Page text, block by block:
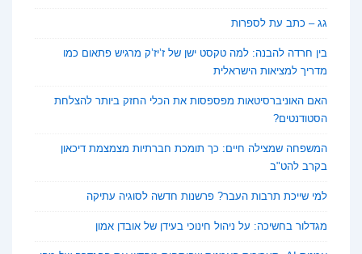
גג – כתב עת לספרות
בין חרדה להבנה: למה טקסט ישן של ז’יז’ק מרגיש פתאום כמו
מדריך למציאות הישראלית
האם האוניברסיטאות מפספסות את הכלי החזק ביותר להצלחת
הסטודנטים?
המשפחה שמצילה חיים: כך תומכת חברתיות מצמצמת דיכאון
בקרב להט"ב
למי שייכת תרבות העבר? פרשנות חדשה לסוגיה עתיקה
מגדלור בחשיכה: על ניהול חינוכי בעידן של אובדן אמון